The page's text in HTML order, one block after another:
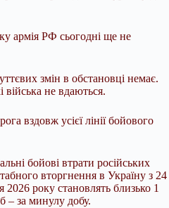
армія РФ сьогодні ще не
змін в обстановці немає.
війська не вдаються.
вздовж усієї лінії бойового
бойові втрати російських
вторгнення в Україну з 24
року становлять близько 1
– за минулу добу.